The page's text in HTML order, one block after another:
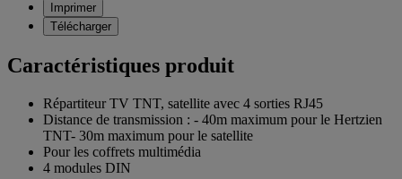
Imprimer
Télécharger
Caractéristiques produit
Répartiteur TV TNT, satellite avec 4 sorties RJ45
Distance de transmission : - 40m maximum pour le Hertzien
TNT- 30m maximum pour le satellite
Pour les coffrets multimédia
4 modules DIN